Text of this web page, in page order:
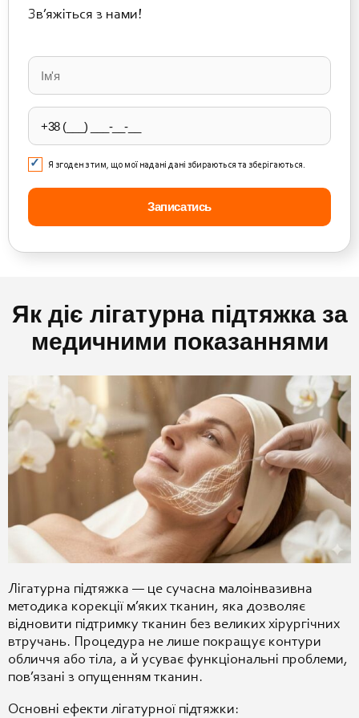
Зв’яжіться з нами!
leave
this
field
empty.
Я згоден з тим, що мої надані дані збираються та зберігаються.
Як діє лігатурна підтяжка за
медичними показаннями
Лігатурна підтяжка — це сучасна малоінвазивна
методика корекції м’яких тканин, яка дозволяє
відновити підтримку тканин без великих хірургічних
втручань. Процедура не лише покращує контури
обличчя або тіла, а й усуває функціональні проблеми,
пов’язані з опущенням тканин.
Основні ефекти лігатурної підтяжки: